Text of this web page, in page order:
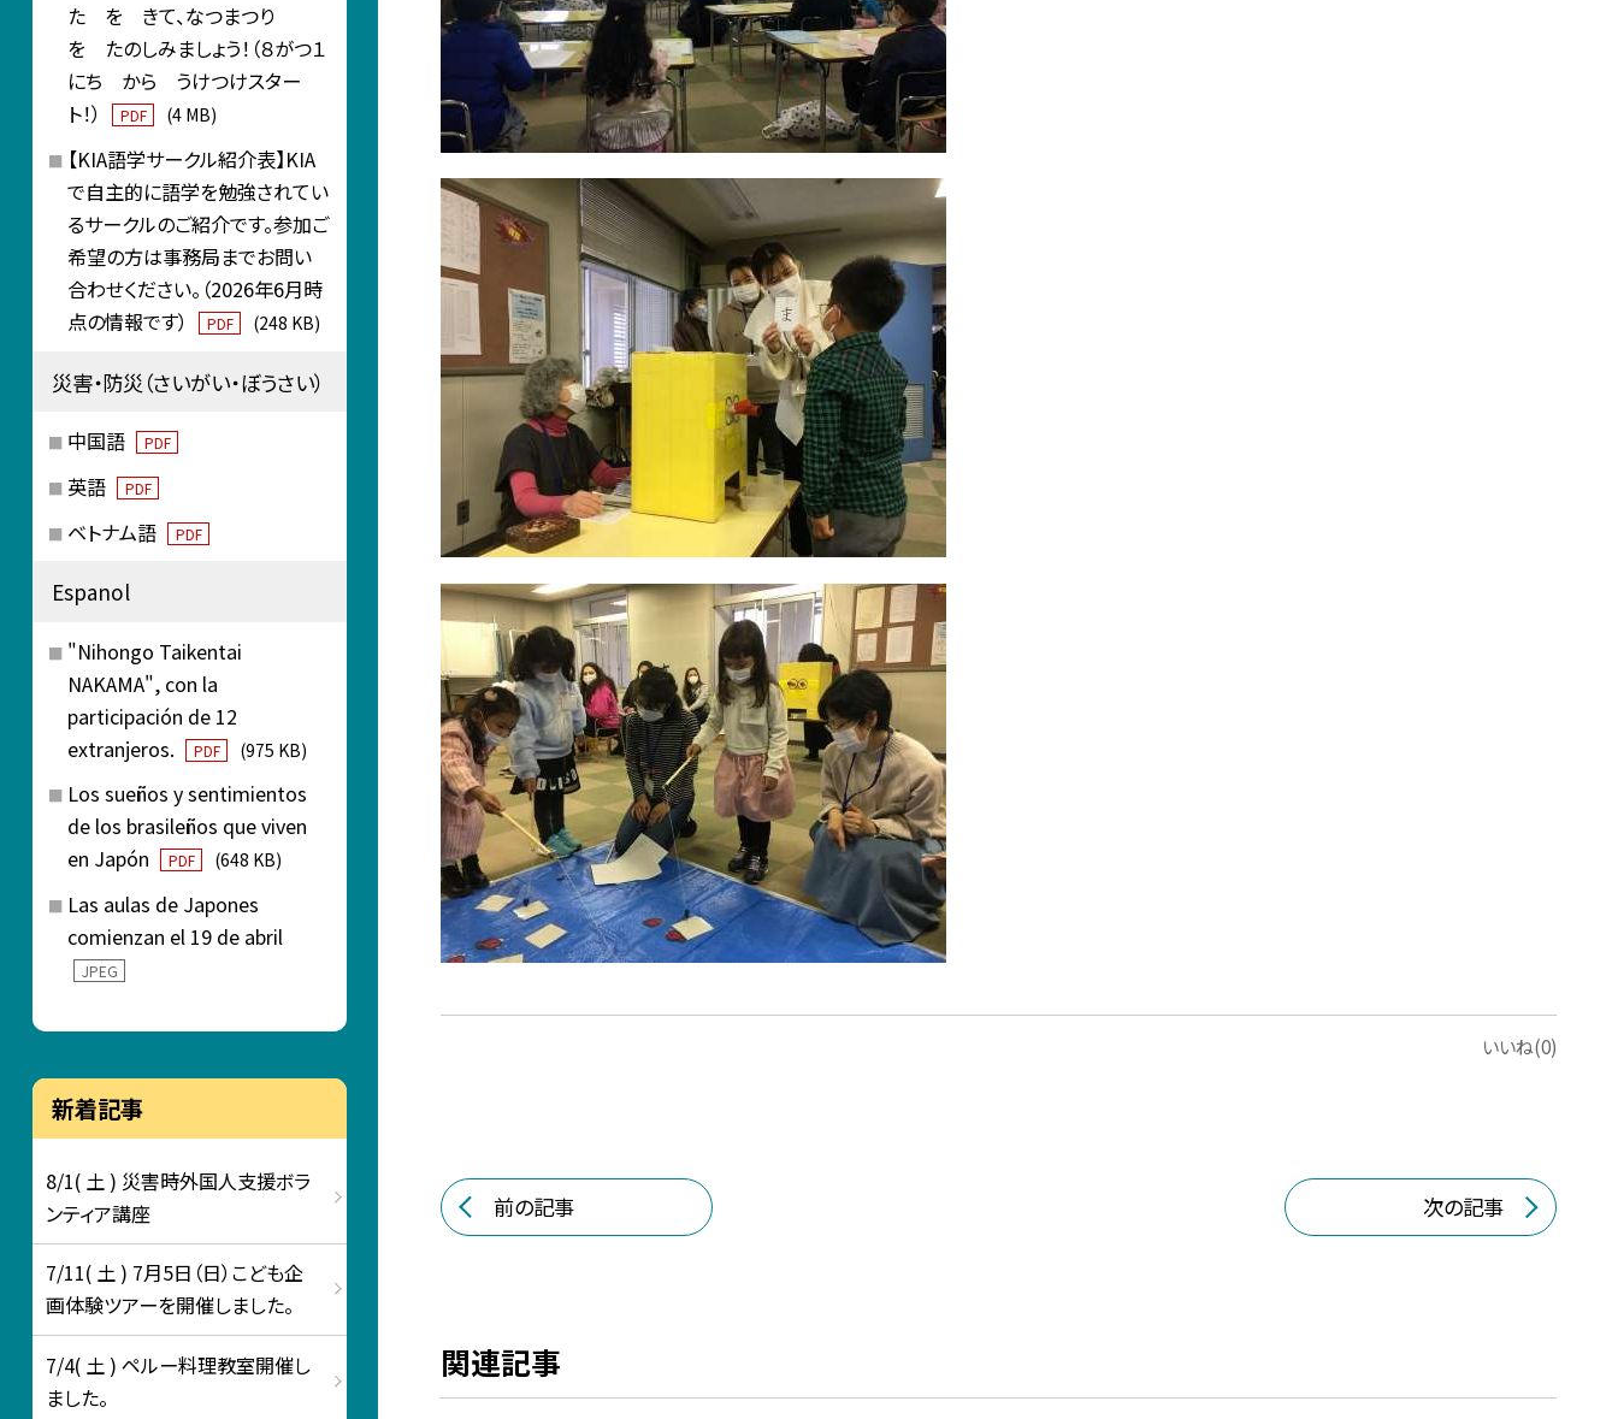
いいね(0)
前の記事 次の記事
関連記事
た を きて、なつまつり
を たのしみましょう！（８がつ１
にち から うけつけスター
ト！）
PDF (4 MB)
【KIA語学サークル紹介表】KIA
で自主的に語学を勉強されてい
るサークルのご紹介です。参加ご
希望の方は事務局までお問い
合わせください。（2026年6月時
点の情報です）
PDF (248 KB)
災害・防災（さいがい・ぼうさい）
中国語 PDF
英語 PDF
ベトナム語 PDF
Espanol
"Nihongo Taikentai
NAKAMA", con la
participación de 12
extranjeros.
PDF (975 KB)
Los sueños y sentimientos
de los brasileños que viven
en Japón
PDF (648 KB)
Las aulas de Japones
comienzan el 19 de abril
JPEG
新着記事
8/1( 土 ) 災害時外国人支援ボラ
ンティア講座
7/11( 土 ) 7月5日（日）こども企
画体験ツアーを開催しました。
7/4( 土 ) ペルー料理教室開催し
ました。